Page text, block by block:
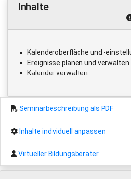
Inhalte
Kalenderoberfläche und -
Ereignisse planen und verwalten
Kalender verwalten
Seminarbeschreibung als PDF
Inhalte individuell anpassen
Virtueller Bildungsberater